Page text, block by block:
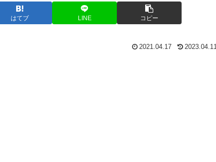
はてブ LINE コピー
2021.04.17 2023.04.11